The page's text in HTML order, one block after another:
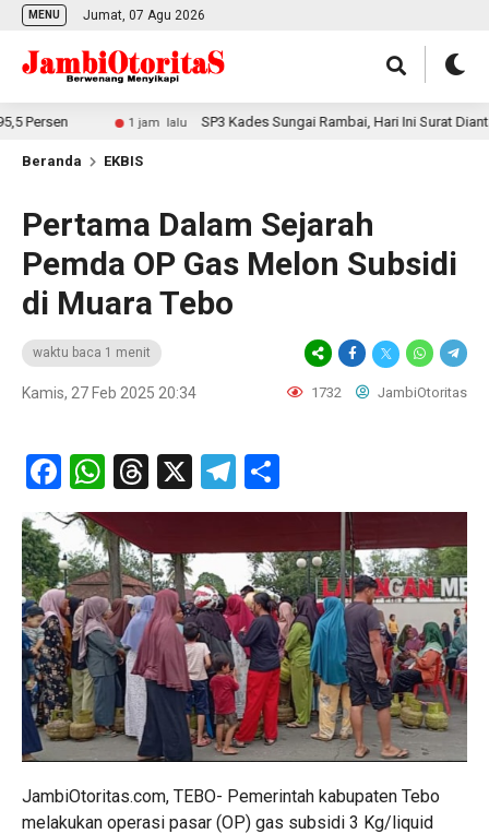
MENU Jumat, 07 Agu 2026
1 jam lalu SP3 Kades Sungai Rambai, Hari Ini Surat Diantar ke
Beranda EKBIS
Pertama Dalam Sejarah
Pemda OP Gas Melon Subsidi
di Muara Tebo
waktu baca 1 menit
Kamis, 27 Feb 2025 20:34 1732 JambiOtoritas
Facebook
WhatsApp
Threads
X Telegram
JambiOtoritas.com, TEBO- Pemerintah kabupaten Tebo
melakukan operasi pasar (OP) gas subsidi 3 Kg/liquid